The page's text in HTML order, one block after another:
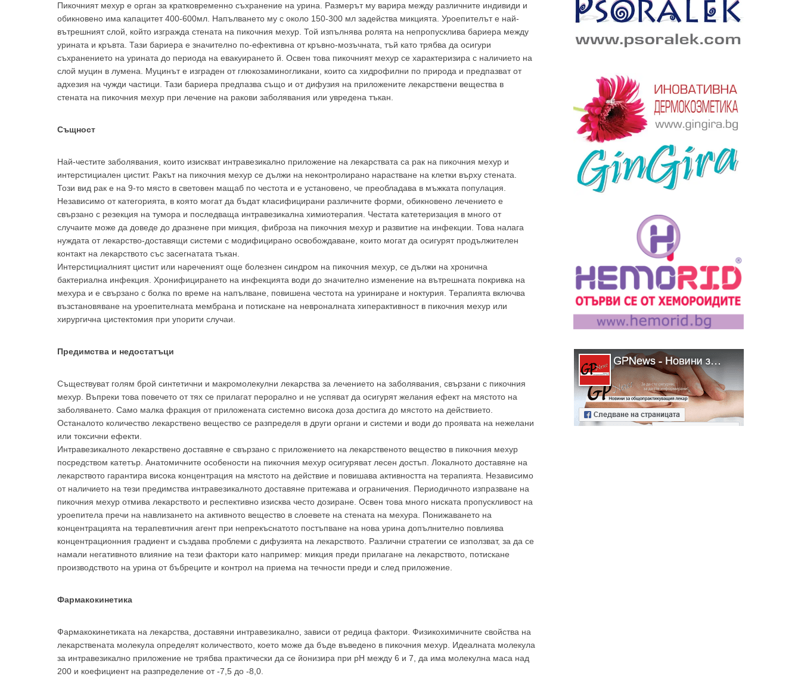
Пикочният мехур е орган за кратковременно съхранение на урина. Размерът му варира между различните индивиди и
обикновено има капацитет 400-600мл. Напълването му с около 150-300 мл задейства микцията. Уроепителът е най-
вътрешният слой, който изгражда стената на пикочния мехур. Той изпълнява ролята на непропусклива бариера между
урината и кръвта. Тази бариера е значително по-ефективна от кръвно-мозъчната, тъй като трябва да осигури
съхранението на урината до периода на евакуирането й. Освен това пикочният мехур се характеризира с наличието на
слой муцин в лумена. Муцинът е изграден от глюкозаминогликани, които са хидрофилни по природа и предпазват от
адхезия на чужди частици. Тази бариера предпазва също и от дифузия на приложените лекарствени вещества в
стената на пикочния мехур при лечение на ракови заболявания или увредена тъкан.
Същност
Най-честите заболявания, които изискват интравезикално приложение на лекарствата са рак на пикочния мехур и
интерстициален цистит. Ракът на пикочния мехур се дължи на неконтролирано нарастване на клетки върху стената.
Този вид рак е на 9-то място в световен мащаб по честота и е установено, че преобладава в мъжката популация.
Независимо от категорията, в която могат да бъдат класифицирани различните форми, обикновено лечението е
свързано с резекция на тумора и последваща интравезикална химиотерапия. Честата катетеризация в много от
случаите може да доведе до дразнене при микция, фиброза на пикочния мехур и развитие на инфекции. Това налага
нуждата от лекарство-доставящи системи с модифицирано освобождаване, които могат да осигурят продължителен
контакт на лекарството със засегнатата тъкан.
Интерстициалният цистит или нареченият още болезнен синдром на пикочния мехур, се дължи на хронична
бактериална инфекция. Хронифицирането на инфекцията води до значително изменение на вътрешната покривка на
мехура и е свързано с болка по време на напълване, повишена честота на уриниране и ноктурия. Терапията включва
възстановяване на уроепителната мембрана и потискане на невроналната хиперактивност в пикочния мехур или
хирургична цистектомия при упорити случаи.
Предимства и недостатъци
Съществуват голям брой синтетични и макромолекулни лекарства за лечението на заболявания, свързани с пикочния
мехур. Въпреки това повечето от тях се прилагат перорално и не успяват да осигурят желания ефект на мястото на
заболяването. Само малка фракция от приложената системно висока доза достига до мястото на действието.
Останалото количество лекарствено вещество се разпределя в други органи и системи и води до проявата на нежелани
или токсични ефекти.
Интравезикалното лекарствено доставяне е свързано с приложението на лекарственото вещество в пикочния мехур
посредством катетър. Анатомичните особености на пикочния мехур осигуряват лесен достъп. Локалното доставяне на
лекарството гарантира висока концентрация на мястото на действие и повишава активността на терапията. Независимо
от наличието на тези предимства интравезикалното доставяне притежава и ограничения. Периодичното изпразване на
пикочния мехур отмива лекарството и респективно изисква често дозиране. Освен това много ниската пропускливост на
уроепитела пречи на навлизането на активното вещество в слоевете на стената на мехура. Понижаването на
концентрацията на терапевтичния агент при непрекъснатото постъпване на нова урина допълнително повлиява
концентрационния градиент и създава проблеми с дифузията на лекарството. Различни стратегии се използват, за да се
намали негативното влияние на тези фактори като например: микция преди прилагане на лекарството, потискане
производството на урина от бъбреците и контрол на приема на течности преди и след приложение.
Фармакокинетика
Фармакокинетиката на лекарства, доставяни интравезикално, зависи от редица фактори. Физикохимичните свойства на
лекарствената молекула определят количеството, което може да бъде въведено в пикочния мехур. Идеалната молекула
за интравезикално приложение не трябва практически да се йонизира при рН между 6 и 7, да има молекулна маса над
200 и коефициент на разпределение от -7,5 до -8,0.
GPNews
За да можеда виждате специализирано медицинско съдържание, трябва да
декларирате, че стемедицински специалист !